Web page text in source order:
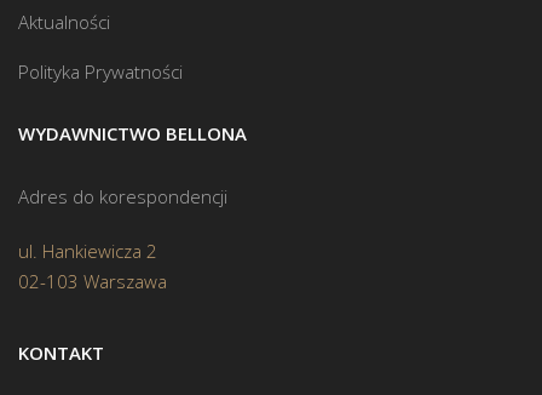
Aktualności
Polityka Prywatności
WYDAWNICTWO BELLONA
Adres do korespondencji
ul. Hankiewicza 2
02-103 Warszawa
KONTAKT